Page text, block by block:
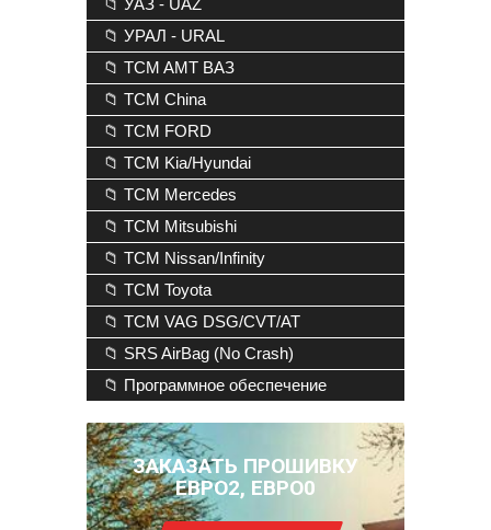
📁 УАЗ - UAZ
📁 УРАЛ - URAL
📁 TCM AMT ВАЗ
📁 TCM China
📁 TCM FORD
📁 TCM Kia/Hyundai
📁 TCM Mercedes
📁 TCM Mitsubishi
📁 TCM Nissan/Infinity
📁 TCM Toyota
📁 TCM VAG DSG/CVT/AT
📁 SRS AirBag (No Crash)
📁 Программное обеспечение
ЗАКАЗАТЬ ПРОШИВКУ
ЕВРО2, ЕВРО0